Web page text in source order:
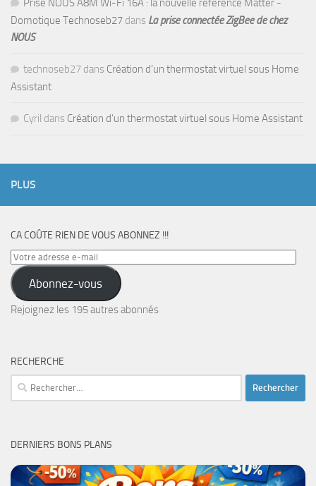
Prise NOUS A8M Wi-Fi 16A : la nouvelle référence Matter -
Domotique Technoseb27 dans La prise connectée ZigBee de chez
NOUS
technoseb27 dans Création d’un thermostat virtuel sous Home
Assistant
Cyril dans Création d’un thermostat virtuel sous Home Assistant
PLUS
CA COÛTE RIEN DE VOUS ABONNEZ !!!
Votre
adresse
e-
mail
Abonnez-vous
Rejoignez les 195 autres abonnés
RECHERCHE
Rechercher :
DERNIERS BONS PLANS